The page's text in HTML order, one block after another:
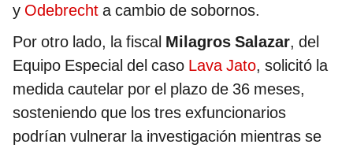
y Odebrecht a cambio de sobornos.
Por otro lado, la fiscal Milagros Salazar, del
Equipo Especial del caso Lava Jato, solicitó la
medida cautelar por el plazo de 36 meses,
sosteniendo que los tres exfuncionarios
podrían vulnerar la investigación mientras se